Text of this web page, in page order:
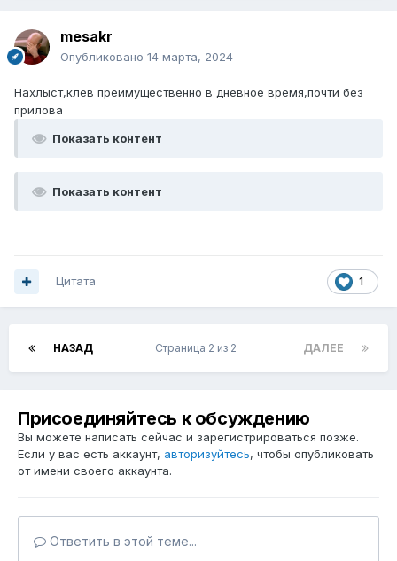
mesakr
Опубликовано 14 марта, 2024
Нахлыст,клев преимущественно в дневное время,почти без
прилова
Показать контент
Показать контент
1
Цитата
НАЗАД ДАЛЕЕ
Страница 2 из 2
Присоединяйтесь к обсуждению
Вы можете написать сейчас и зарегистрироваться позже.
Если у вас есть аккаунт, авторизуйтесь, чтобы опубликовать
от имени своего аккаунта.
Ответить в этой теме...